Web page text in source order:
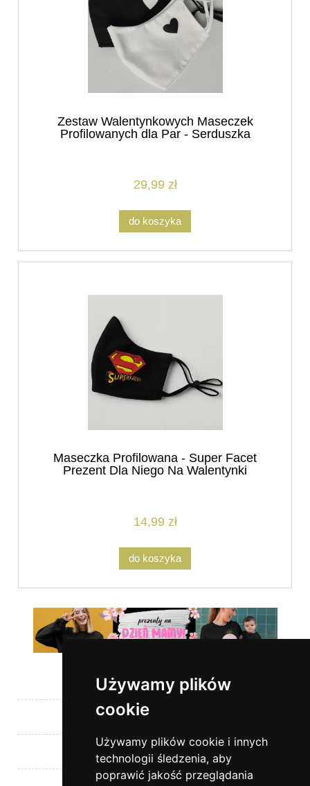
Używamy plików
cookie
Używamy plików cookie i innych
technologii śledzenia, aby
poprawić jakość przeglądania
Zestaw Walentynkowych Maseczek
Profilowanych dla Par - Serduszka
29,99 zł
do koszyka
Maseczka Profilowana - Super Facet
Prezent Dla Niego Na Walentynki
14,99 zł
do koszyka
Pomoc
Moje konto
Płatności i dostawa